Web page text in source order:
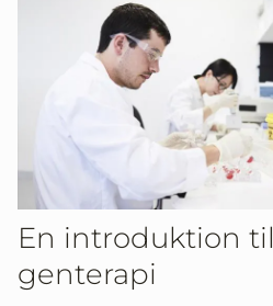
En introduktion til
genterapi